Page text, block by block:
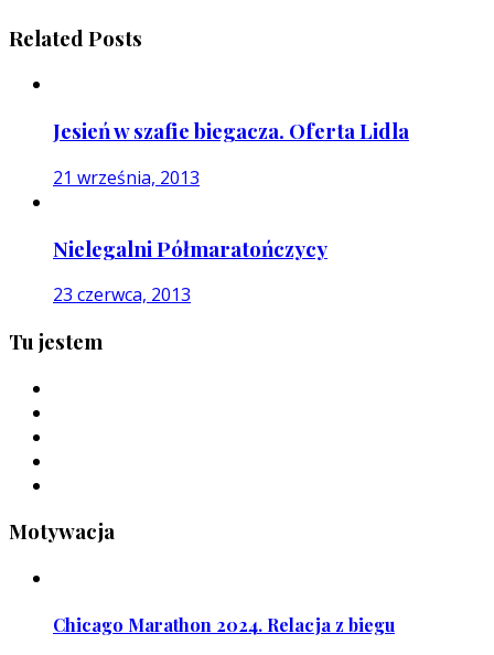
Related Posts
Jesień w szafie biegacza. Oferta Lidla
21 września, 2013
Nielegalni Półmaratończycy
23 czerwca, 2013
Tu jestem
Motywacja
Chicago Marathon 2024. Relacja z biegu